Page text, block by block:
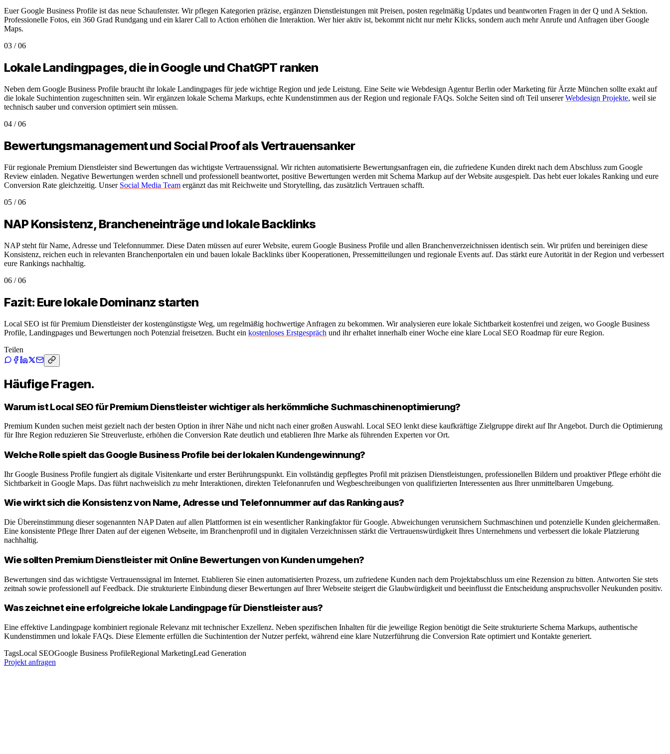
Euer Google Business Profile ist das neue Schaufenster. Wir pflegen Kategorien präzise, ergänzen Dienstleistungen mit Preisen, posten regelmäßig Updates und beantworten Fragen in der Q und A Sektion.
Professionelle Fotos, ein 360 Grad Rundgang und ein klarer Call to Action erhöhen die Interaktion. Wer hier aktiv ist, bekommt nicht nur mehr Klicks, sondern auch mehr Anrufe und Anfragen über Google
Maps.
03 /06
Lokale Landingpages, die in Google und ChatGPT ranken
Neben dem Google Business Profile braucht ihr lokale Landingpages für jede wichtige Region und jede Leistung. Eine Seite wie Webdesign Agentur Berlin oder Marketing für Ärzte München sollte exakt auf
die lokale Suchintention zugeschnitten sein. Wir ergänzen lokale Schema Markups, echte Kundenstimmen aus der Region und regionale FAQs. Solche Seiten sind oft Teil unsererWebdesign Projekte, weil sie
technisch sauber und conversion optimiert sein müssen.
04 /06
Bewertungsmanagement und Social Proof als Vertrauensanker
Für regionale Premium Dienstleister sind Bewertungen das wichtigste Vertrauenssignal. Wir richten automatisierte Bewertungsanfragen ein, die zufriedene Kunden direkt nach dem Abschluss zum Google
Review einladen. Negative Bewertungen werden schnell und professionell beantwortet, positive Bewertungen werden mit Schema Markup auf der Website ausgespielt. Das hebt euer lokales Ranking und eure
Conversion Rate gleichzeitig. Unser Social Media Team ergänzt das mit Reichweite und Storytelling, das zusätzlich Vertrauen schafft.
05 /06
NAP Konsistenz, Brancheneinträge und lokale Backlinks
NAP steht für Name, Adresse und Telefonnummer. Diese Daten müssen auf eurer Website, eurem Google Business Profile und allen Branchenverzeichnissen identisch sein. Wir prüfen und bereinigen diese
Konsistenz, reichen euch in relevanten Branchenportalen ein und bauen lokale Backlinks über Kooperationen, Pressemitteilungen und regionale Events auf. Das stärkt eure Autorität in der Region und verbessert
eure Rankings nachhaltig.
06 /06
Fazit: Eure lokale Dominanz starten
Local SEO ist für Premium Dienstleister der kostengünstigste Weg, um regelmäßig hochwertige Anfragen zu bekommen. Wir analysieren eure lokale Sichtbarkeit kostenfrei und zeigen, wo Google Business
Profile, Landingpages und Bewertungen noch Potenzial freisetzen. Bucht ein kostenloses Erstgespräch und ihr erhaltet innerhalb einer Woche eine klare Local SEO Roadmap für eure Region.
Teilen
Häufige Fragen.
Warum ist Local SEO für Premium Dienstleister wichtiger als herkömmliche Suchmaschinenoptimierung?
Premium Kunden suchen meist gezielt nach der besten Option in ihrer Nähe und nicht nach einer großen Auswahl. Local SEO lenkt diese kaufkräftige Zielgruppe direkt auf Ihr Angebot. Durch die Optimierung
für Ihre Region reduzieren Sie Streuverluste, erhöhen die Conversion Rate deutlich und etablieren Ihre Marke als führenden Experten vor Ort.
Welche Rolle spielt das Google Business Profile bei der lokalen Kundengewinnung?
Ihr Google Business Profile fungiert als digitale Visitenkarte und erster Berührungspunkt. Ein vollständig gepflegtes Profil mit präzisen Dienstleistungen, professionellen Bildern und proaktiver Pflege erhöht die
Sichtbarkeit in Google Maps. Das führt nachweislich zu mehr Interaktionen, direkten Telefonanrufen und Wegbeschreibungen von qualifizierten Interessenten aus Ihrer unmittelbaren Umgebung.
Wie wirkt sich die Konsistenz von Name, Adresse und Telefonnummer auf das Ranking aus?
Die Übereinstimmung dieser sogenannten NAP Daten auf allen Plattformen ist ein wesentlicher Rankingfaktor für Google. Abweichungen verunsichern Suchmaschinen und potenzielle Kunden gleichermaßen.
Eine konsistente Pflege Ihrer Daten auf der eigenen Webseite, im Branchenprofil und in digitalen Verzeichnissen stärkt die Vertrauenswürdigkeit Ihres Unternehmens und verbessert die lokale Platzierung
nachhaltig.
Wie sollten Premium Dienstleister mit Online Bewertungen von Kunden umgehen?
Bewertungen sind das wichtigste Vertrauenssignal im Internet. Etablieren Sie einen automatisierten Prozess, um zufriedene Kunden nach dem Projektabschluss um eine Rezension zu bitten. Antworten Sie stets
zeitnah sowie professionell auf Feedback. Die strukturierte Einbindung dieser Bewertungen auf Ihrer Webseite steigert die Glaubwürdigkeit und beeinflusst die Entscheidung anspruchsvoller Neukunden positiv.
Was zeichnet eine erfolgreiche lokale Landingpage für Dienstleister aus?
Eine effektive Landingpage kombiniert regionale Relevanz mit technischer Exzellenz. Neben spezifischen Inhalten für die jeweilige Region benötigt die Seite strukturierte Schema Markups, authentische
Kundenstimmen und lokale FAQs. Diese Elemente erfüllen die Suchintention der Nutzer perfekt, während eine klare Nutzerführung die Conversion Rate optimiert und Kontakte generiert.
TagsLocal SEOGoogle Business ProfileRegional MarketingLead Generation
Projekt anfragen